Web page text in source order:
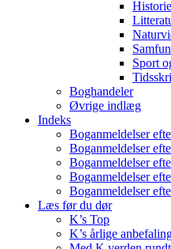
Historie
Sport
Boghandeler
Øvrige indlæg
Indeks
Boganmeldelser
Boganmeldelser
Boganmeldelser
Boganmeldelser
Boganmeldelser
Læs før du dør
K’s Top
K’s årlige